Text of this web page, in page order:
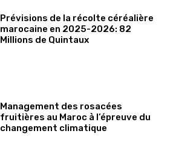
Prévisions de la récolte céréalière
marocaine en 2025-2026: 82
Millions de Quintaux
Management des rosacées
fruitières au Maroc à l’épreuve du
changement climatique